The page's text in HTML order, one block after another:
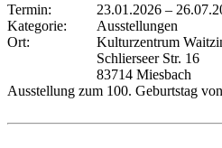
Termin: 23.01.2026 –
Kategorie:
Ausstellungen
Ort:
Kulturzentrum
Schlierseer Str. 16
83714 Miesbach
Ausstellung zum 100. Geburtstag